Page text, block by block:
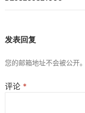
发表回复
您的邮箱地址不会被公开。
评论 *